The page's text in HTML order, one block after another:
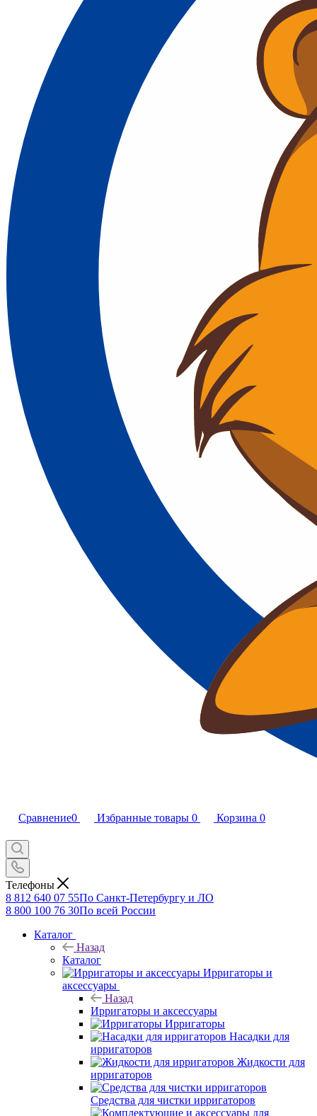
Сравнение0 Избранные товары 0 Корзина 0
Телефоны
8 812 640 07 55По Санкт-Петербургу и ЛО
8 800 100 76 30По всей России
Каталог
Назад
Каталог
Ирригаторы и
аксессуары
Назад
Ирригаторы и аксессуары
Ирригаторы
Насадки для
ирригаторов
Жидкости для
ирригаторов
Средства для чистки ирригаторов